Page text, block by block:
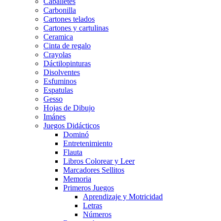
Carbonilla
Cartones telados
Cartones y cartulinas
Ceramica
Cinta de regalo
Crayolas
Dáctilopinturas
Disolventes
Esfuminos
Espatulas
Gesso
Hojas de Dibujo
Imánes
Juegos Didácticos
Dominó
Entretenimiento
Flauta
Libros Colorear y Leer
Marcadores Sellitos
Memoria
Primeros Juegos
Aprendizaje y Motricidad
Letras
Números